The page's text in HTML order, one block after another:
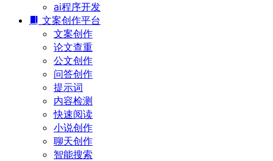
ai程序开发
文案创作平台
文案创作
论文查重
公文创作
问答创作
提示词
内容检测
快速阅读
小说创作
聊天创作
智能搜索